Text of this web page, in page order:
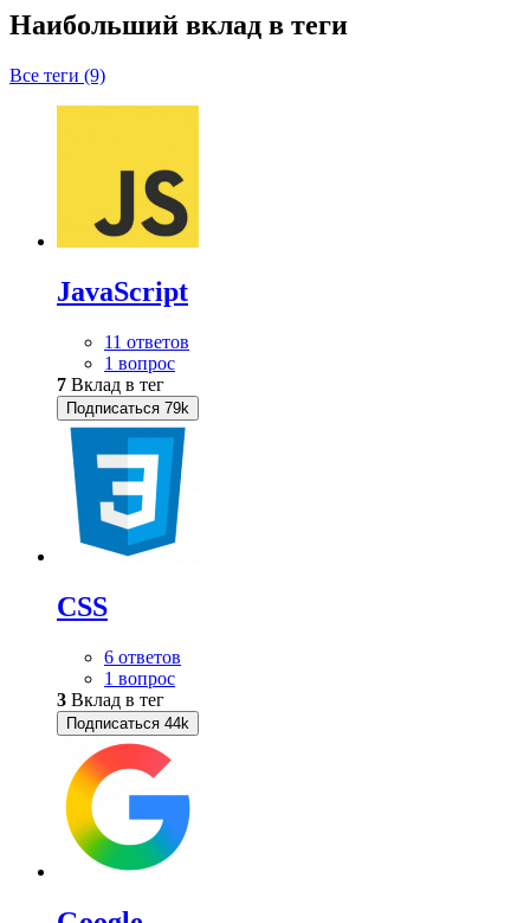
Наибольший вклад в теги
Все теги (9)
JavaScript
11 ответов
1 вопрос
7 Вклад в тег
Подписаться 79k
CSS
6 ответов
1 вопрос
3 Вклад в тег
Подписаться 44k